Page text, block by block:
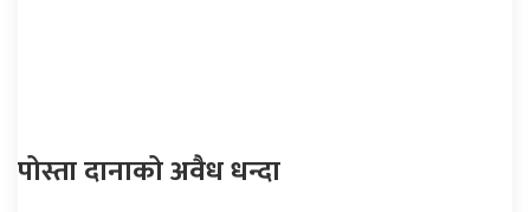
पोस्ता दानाको अवैध धन्दा